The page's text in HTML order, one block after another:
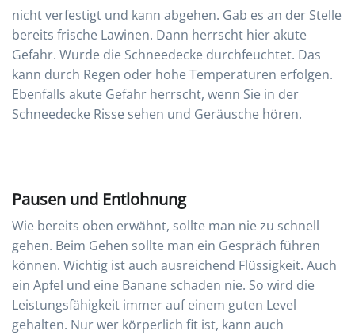
nicht verfestigt und kann abgehen. Gab es an der Stelle
bereits frische Lawinen. Dann herrscht hier akute
Gefahr. Wurde die Schneedecke durchfeuchtet. Das
kann durch Regen oder hohe Temperaturen erfolgen.
Ebenfalls akute Gefahr herrscht, wenn Sie in der
Schneedecke Risse sehen und Geräusche hören.
Pausen und Entlohnung
Wie bereits oben erwähnt, sollte man nie zu schnell
gehen. Beim Gehen sollte man ein Gespräch führen
können. Wichtig ist auch ausreichend Flüssigkeit. Auch
ein Apfel und eine Banane schaden nie. So wird die
Leistungsfähigkeit immer auf einem guten Level
gehalten. Nur wer körperlich fit ist, kann auch